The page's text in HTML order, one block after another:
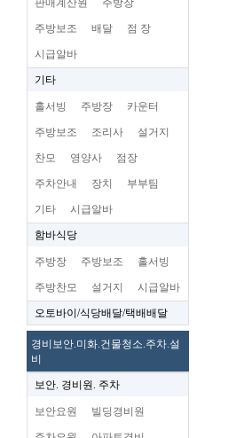
판매계산원 주방장
주방보조 배달 점 장
시급알바
기타
홀서빙 주방장 카운터
주방보조 조리사 설거지
찬모 영양사 점장
주차안내 장치 부부팀
기타 시급알바
함바식당
주방장 주방보조 홀서빙
주방찬모 설거지 시급알바
오토바이/식당배달/택배배달
경비보안.미화.건물청소.주차.설
비
보안. 경비원. 주차
보안요원 빌딩경비원